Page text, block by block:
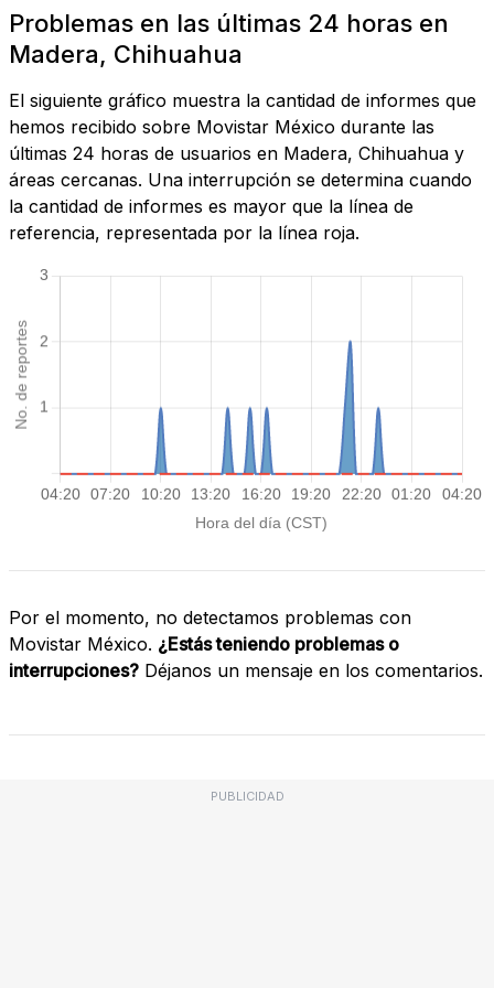
Problemas en las últimas 24 horas en
Madera, Chihuahua
El siguiente gráfico muestra la cantidad de informes que
hemos recibido sobre Movistar México durante las
últimas 24 horas de usuarios en Madera, Chihuahua y
áreas cercanas. Una interrupción se determina cuando
la cantidad de informes es mayor que la línea de
referencia, representada por la línea roja.
Por el momento, no detectamos problemas con
Movistar México. ¿Estás teniendo problemas o
interrupciones? Déjanos un mensaje en los comentarios.
PUBLICIDAD